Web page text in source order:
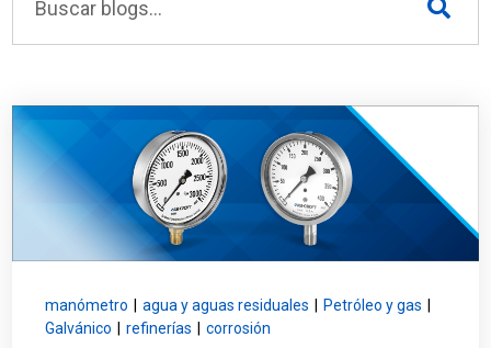
Inicio de sesión
Carreras profesionales
manómetro agua y aguas residuales Petróleo y gas
Galvánico
refinerías corrosión